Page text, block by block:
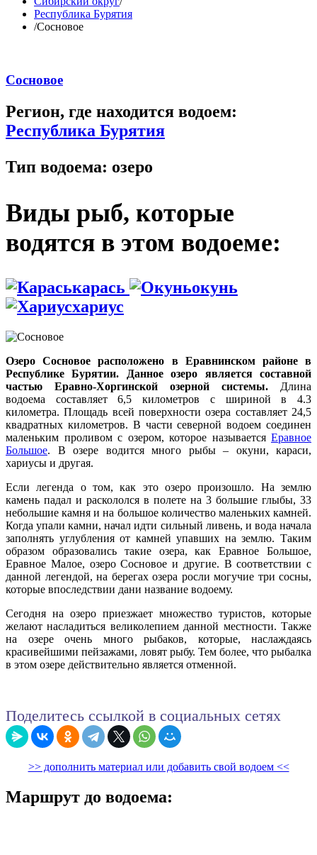
Республика Бурятия
/Сосновое
Сосновое
Регион, где находится водоем:
Республика Бурятия
Тип водоема: озеро
Виды рыб, которые
водятся в этом водоеме:
карась
окунь
хариус
Озеро Сосновое расположено в Еравнинском районе в
Республике Бурятии. Данное озеро является составной
частью Еравно-Хоргинской озерной системы. Длина
водоема составляет 6,5 километров с шириной в 4.3
километра. Площадь всей поверхности озера составляет 24,5
квадратных километров. В части северной водоем соединен
маленьким проливом с озером, которое называется Еравное
Большое. В озере водится много рыбы – окуни, караси,
хариусы и другая.
Если легенда о том, как это озеро произошло. На землю
камень падал и раскололся в полете на 3 большие глыбы, 33
небольшие камня и на большое количество маленьких камней.
Когда упали камни, начал идти сильный ливень, и вода начала
заполнять углубления от камней упавших на землю. Таким
образом образовались такие озера, как Еравное Большое,
Еравное Малое, озеро Сосновое и другие. В соответствии с
данной легендой, на берегах озера росли могучие три сосны,
которые впоследствии дани название водоему.
Сегодня на озеро приезжает множество туристов, которые
желают насладиться великолепием данной местности. Также
на озере очень много рыбаков, которые, наслаждаясь
красивейшими пейзажами, ловят рыбу. Тем более, что рыбалка
в этом озере действительно является отменной.
Поделитесь ссылкой в социальных сетях
>> дополнить материал или добавить свой водоем <<
Маршрут до водоема: